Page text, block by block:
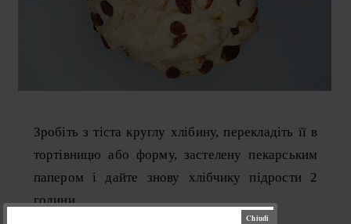
Зробіть з тіста круглу хлібину, перекладіть її в
тортівницю або форму, застелену пекарським
папером і дайте знову хлібчику підрости 2
години